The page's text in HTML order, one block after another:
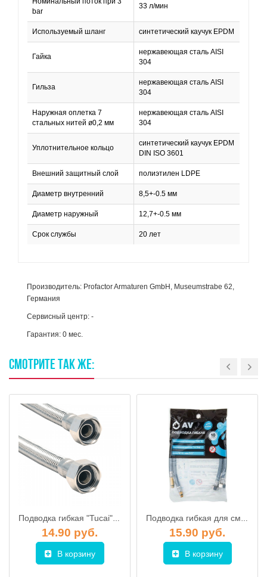
bar
33 л/мин
Используемый шланг синтетический каучук EPDM
Гайка
нержавеющая сталь AISI
304
Гильза
нержавеющая сталь AISI
304
Наружная оплетка 7
стальных нитей ø0,2 мм
нержавеющая сталь AISI
304
Уплотнительное кольцо
синтетический каучук EPDM
DIN ISO 3601
Внешний защитный слой полиэтилен LDPE
Диаметр внутренний 8,5+-0.5 мм
Диаметр наружный 12,7+-0.5 мм
Срок службы 20 лет
Производитель: Profactor Armaturen GmbH, Museumstrabe 62,
Германия
Сервисный центр: -
Гарантия: 0 мес.
СМОТРИТЕ ТАКЖЕ:
Подводка гибкая "Tucai" в нерж. оплетке 1/2" Г/Г 600 мм
14.90 руб.
В корзину
Подводка гибкая для смесителя Nylon 1/2" Г / игла 100см (пара), AV Engineering арт. AVE218100
15.90 руб.
В корзину